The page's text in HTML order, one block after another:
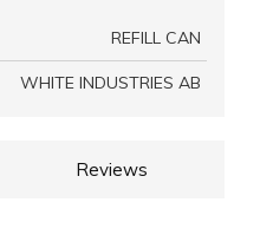
Reviews
REFILL CAN
WHITE INDUSTRIES AB